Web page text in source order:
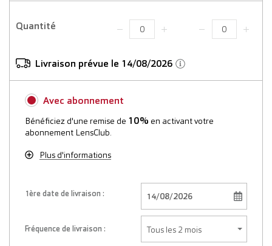
Quantité
Livraison prévue le 14/08/2026
Avec abonnement
Bénéficiez d'une remise de 10% en activant votre
abonnement LensClub.
Plus d'informations
1ère date de livraison :
Fréquence de livraison :